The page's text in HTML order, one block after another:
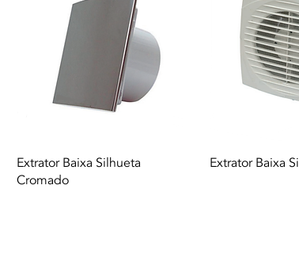
Quick View
Extrator Baixa Silhueta
Cromado
Extrator Baixa